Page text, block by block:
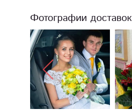
Фотографии доставок